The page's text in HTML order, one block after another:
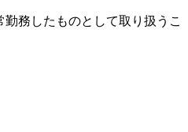
務したものとして取り扱うこ